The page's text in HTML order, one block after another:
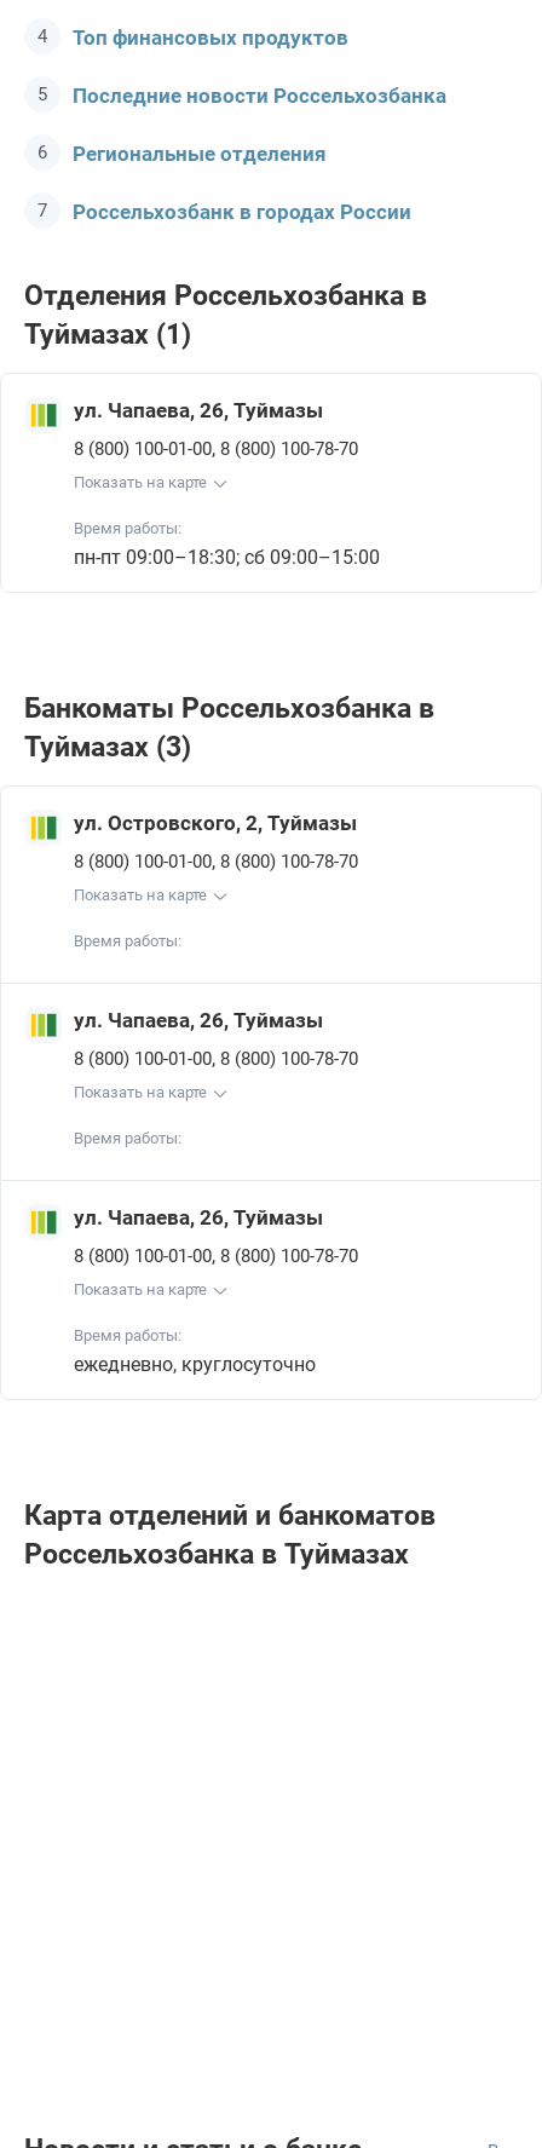
Топ финансовых продуктов
Последние новости Россельхозбанкa
Региональные отделения
Россельхозбанк в городах России
Отделения Россельхозбанкa в
Туймазах (1)
ул. Чапаева, 26, Туймазы
8 (800) 100-01-00, 8 (800) 100-78-70
Показать на карте
Время работы:
пн-пт 09:00–18:30; сб 09:00–15:00
Банкоматы Россельхозбанкa в
Туймазах (3)
ул. Островского, 2, Туймазы
8 (800) 100-01-00, 8 (800) 100-78-70
Показать на карте
Время работы:
ул. Чапаева, 26, Туймазы
8 (800) 100-01-00, 8 (800) 100-78-70
Показать на карте
Время работы:
ул. Чапаева, 26, Туймазы
8 (800) 100-01-00, 8 (800) 100-78-70
Показать на карте
Время работы:
ежедневно, круглосуточно
Карта отделений и банкоматов
Россельхозбанкa в Туймазах